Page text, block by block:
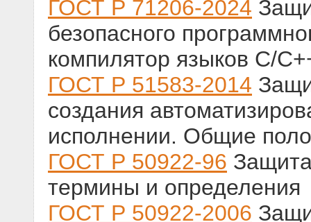
ГОСТ Р 71206-2024
безопасного
компилятор языков С/
ГОСТ Р 51583-2014
создания
исполнении. Общие
ГОСТ Р 50922-96
термины и определения
ГОСТ Р 50922-2006